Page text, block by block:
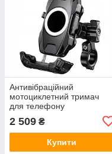
Антивібраційний
мотоциклетний тримач
для телефону
Extremestyle R22 оригінал
2 509 ₴
Купити